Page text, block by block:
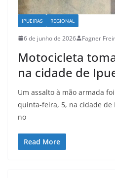
IPUEIRAS REGIONAL
6 de junho de 2026 Fagner
Motocicleta
na cidade de
Um assalto à mão armada
quinta-feira, 5, na cidade de
no
Read More